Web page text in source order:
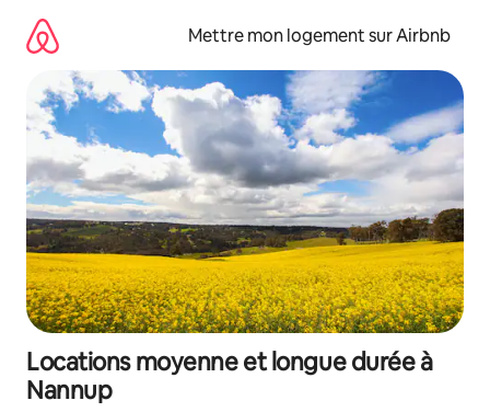
directement
Mettre mon logement sur Airbnb
Locations moyenne et longue durée à
Nannup